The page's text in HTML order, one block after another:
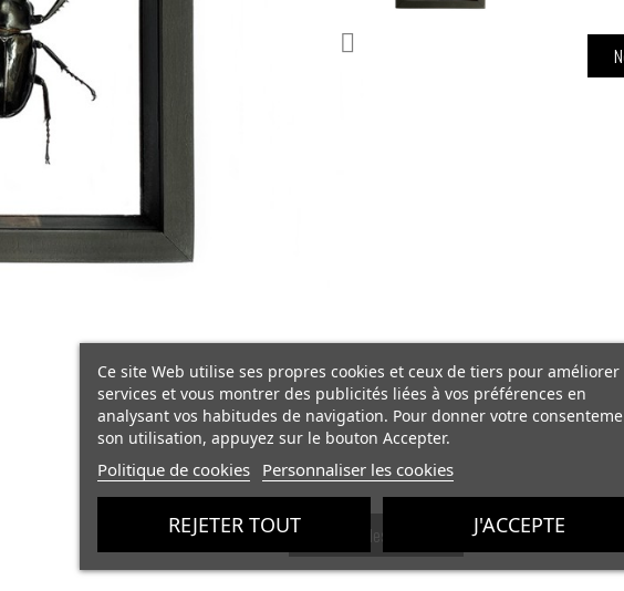
Voir tous les produits
Ce site Web utilise ses propres cookies et ceux de tiers pour améliorer
services et vous montrer des publicités liées à vos préférences en
analysant vos habitudes de navigation. Pour donner votre
son utilisation, appuyez sur le bouton Accepter.
Politique de cookies Personnaliser les cookies
REJETER TOUT J'ACCEPTE